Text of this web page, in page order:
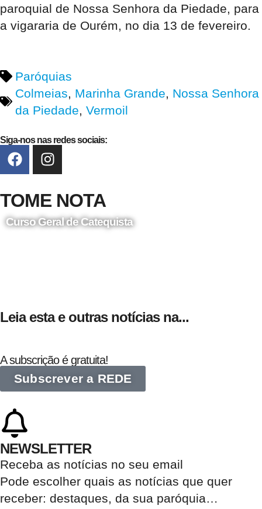
paroquial de Nossa Senhora da Piedade, para
a vigararia de Ourém, no dia 13 de fevereiro.
Paróquias
Colmeias, Marinha Grande, Nossa Senhora
da Piedade, Vermoil
Siga-nos nas redes sociais:
TOME NOTA
Curso Geral de Catequista
Leia esta e outras notícias na...
A subscrição é gratuita!
Subscrever a REDE
NEWSLETTER
Receba as notícias no seu email​
Pode escolher quais as notícias que quer
receber: destaques, da sua paróquia…